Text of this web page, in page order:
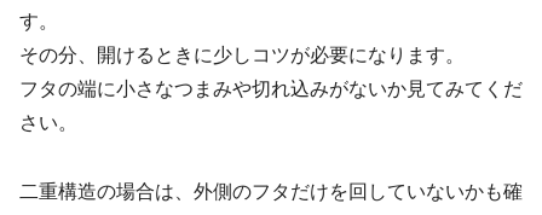
す。
その分、開けるときに少しコツが必要になります。
フタの端に小さなつまみや切れ込みがないか見てみてくだ
さい。
二重構造の場合は、外側のフタだけを回していないかも確